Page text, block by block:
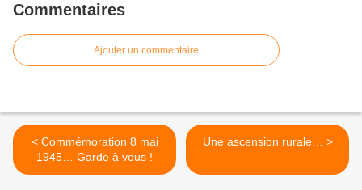
Commentaires
Ajouter un commentaire
< Commémoration 8 mai
1945… Garde à vous !
Une ascension rurale… >